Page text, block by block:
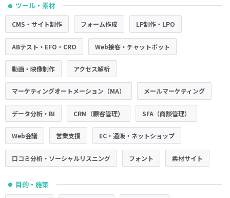
● ツール・素材
CMS・サイト制作 フォーム作成 LP制作・LPO
ABテスト・EFO・CRO Web接客・チャットボット
動画・映像制作 アクセス解析
マーケティングオートメーション（MA） メールマーケティング
データ分析・BI CRM（顧客管理） SFA（商談管理）
Web会議 営業支援 EC・通販・ネットショップ
口コミ分析・ソーシャルリスニング フォント 素材サイト
● 目的・施策